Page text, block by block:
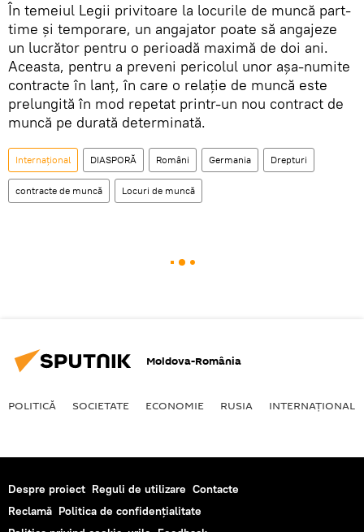
În temeiul Legii privitoare la locurile de muncă part-
time şi temporare, un angajator poate să angajeze
un lucrător pentru o perioadă maximă de doi ani.
Aceasta, pentru a preveni pericolul unor așa-numite
contracte în lanț, în care o relație de muncă este
prelungită în mod repetat printr-un nou contract de
muncă pe durată determinată.
Internaţional DIASPORĂ Români Germania Drepturi
contracte de muncă Locuri de muncă
Moldova-România
POLITICĂ SOCIETATE ECONOMIE RUSIA INTERNAŢIONAL
Despre proiect Reguli de utilizare Contacte
Reclamă Politica de confidențialitate